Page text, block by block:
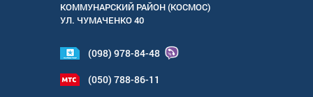
КОММУНАРСКИЙ РАЙОН (КОСМОС)
УЛ. ЧУМАЧЕНКО 40
(098) 978-84-48
(050) 788-86-11